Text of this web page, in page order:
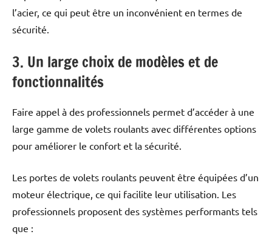
l’acier, ce qui peut être un inconvénient en termes de
sécurité.
3. Un large choix de modèles et de
fonctionnalités
Faire appel à des professionnels permet d’accéder à une
large gamme de volets roulants avec différentes options
pour améliorer le confort et la sécurité.
Les portes de volets roulants peuvent être équipées d’un
moteur électrique, ce qui facilite leur utilisation. Les
professionnels proposent des systèmes performants tels
que :